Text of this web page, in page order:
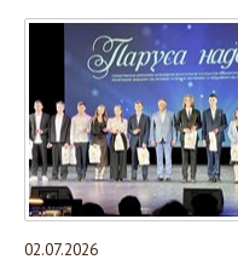
02.07.2026